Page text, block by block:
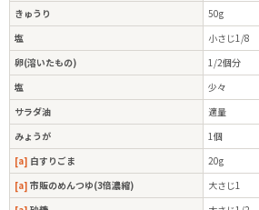
きゅうり
50g
塩
小さじ1/8
卵(溶いたもの)
1/2個分
塩
少々
サラダ油
適量
みょうが
1個
[a] 白すりごま
20g
[a] 市販のめんつゆ(3倍濃縮)
大さじ1